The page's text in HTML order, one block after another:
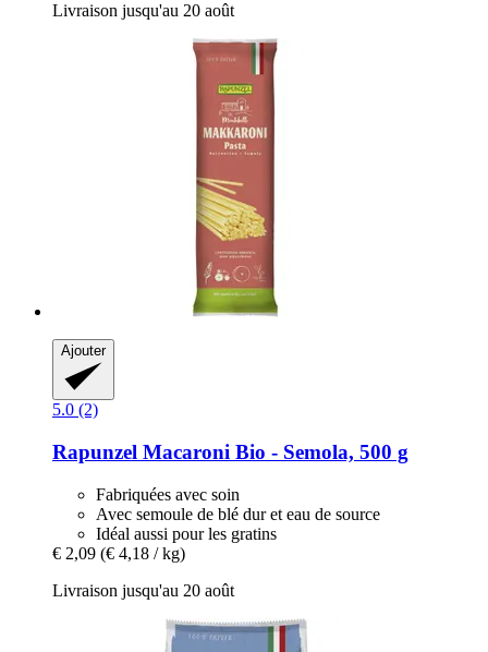
Livraison jusqu'au 20 août
Ajouter
5.0 (2)
Rapunzel Macaroni Bio -​ Semola, 500 g
Fabriquées avec soin
Avec semoule de blé dur et eau de source
Idéal aussi pour les gratins
€ 2,09 (€ 4,18 / kg)
Livraison jusqu'au 20 août